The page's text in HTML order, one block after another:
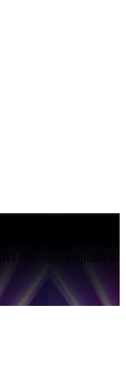
con ogni acquisto di